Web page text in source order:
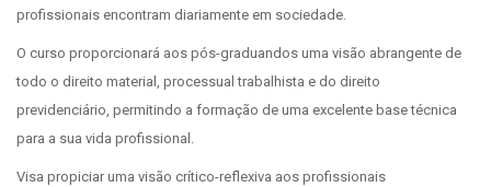
profissionais encontram diariamente em sociedade.
O curso proporcionará aos pós-graduandos uma visão abrangente de
todo o direito material, processual trabalhista e do direito
previdenciário, permitindo a formação de uma excelente base técnica
para a sua vida profissional.
Visa propiciar uma visão crítico-reflexiva aos profissionais